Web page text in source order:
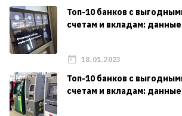
Топ-10 банков с
счетам и вкладам: данные
18.01.2023
Топ-10 банков с
счетам и вкладам: данные